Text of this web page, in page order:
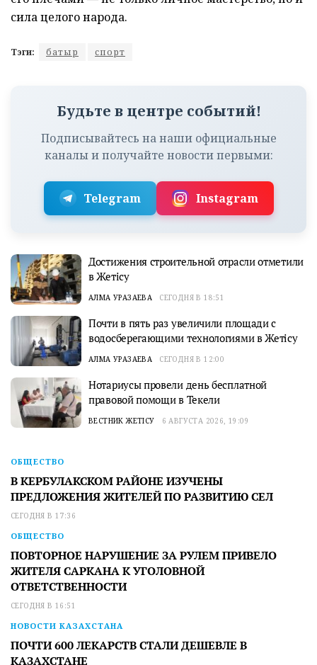
сила целого народа.
Тэги: батыр спорт
Будьте в центре событий!
Подписывайтесь на наши официальные
каналы и получайте новости первыми:
Telegram Instagram
Достижения строительной отрасли отметили
в Жетісу
АЛМА УРАЗАЕВА СЕГОДНЯ В 18:51
Почти в пять раз увеличили площади с
водосберегающими технологиями в Жетісу
АЛМА УРАЗАЕВА СЕГОДНЯ В 12:00
Нотариусы провели день бесплатной
правовой помощи в Текели
ВЕСТНИК ЖЕТІСУ 6 АВГУСТА 2026, 19:09
ОБЩЕСТВО
В КЕРБУЛАКСКОМ РАЙОНЕ ИЗУЧЕНЫ
ПРЕДЛОЖЕНИЯ ЖИТЕЛЕЙ ПО РАЗВИТИЮ СЕЛ
СЕГОДНЯ В 17:36
ОБЩЕСТВО
ПОВТОРНОЕ НАРУШЕНИЕ ЗА РУЛЕМ ПРИВЕЛО
ЖИТЕЛЯ САРКАНА К УГОЛОВНОЙ
ОТВЕТСТВЕННОСТИ
СЕГОДНЯ В 16:51
НОВОСТИ КАЗАХСТАНА
ПОЧТИ 600 ЛЕКАРСТВ СТАЛИ ДЕШЕВЛЕ В
КАЗАХСТАНЕ